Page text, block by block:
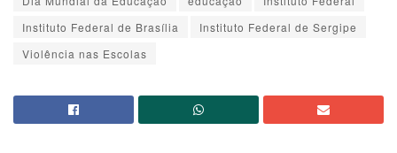
Instituto Federal de Brasília
Instituto Federal de Sergipe
Violência nas Escolas